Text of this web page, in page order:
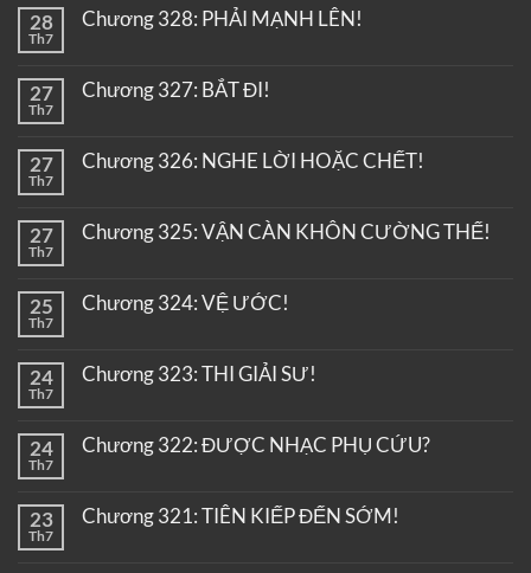
28
Th7
Chương 328: PHẢI MẠNH LÊN!
27
Th7
Chương 327: BẮT ĐI!
27
Th7
Chương 326: NGHE LỜI HOẶC CHẾT!
27
Th7
Chương 325: VẬN CÀN KHÔN CƯỜNG THẾ!
25
Th7
Chương 324: VỆ ƯỚC!
24
Th7
Chương 323: THI GIẢI SƯ!
24
Th7
Chương 322: ĐƯỢC NHẠC PHỤ CỨU?
23
Th7
Chương 321: TIÊN KIẾP ĐẾN SỚM!